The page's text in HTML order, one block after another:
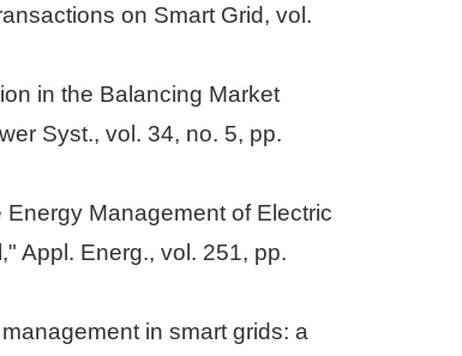
on Smart Grid, vol.
in the Balancing Market
Syst., vol. 34, no. 5, pp.
Energy Management of Electric
Appl. Energ., vol. 251, pp.
in smart grids: a